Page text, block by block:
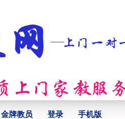
金牌教员 登录 手机版